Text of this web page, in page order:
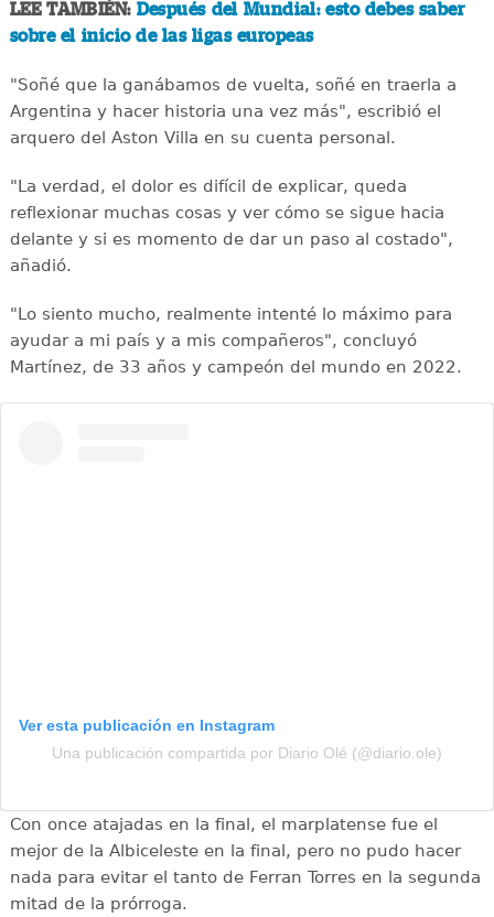
LEE TAMBIÉN: Después del Mundial: esto debes saber
sobre el inicio de las ligas europeas
"Soñé que la ganábamos de vuelta, soñé en traerla a
Argentina y hacer historia una vez más", escribió el
arquero del Aston Villa en su cuenta personal.
"La verdad, el dolor es difícil de explicar, queda
reflexionar muchas cosas y ver cómo se sigue hacia
delante y si es momento de dar un paso al costado",
añadió.
"Lo siento mucho, realmente intenté lo máximo para
ayudar a mi país y a mis compañeros", concluyó
Martínez, de 33 años y campeón del mundo en 2022.
Ver esta publicación en Instagram
Una publicación compartida por Diario Olé (@diario.ole)
Con once atajadas en la final, el marplatense fue el
mejor de la Albiceleste en la final, pero no pudo hacer
nada para evitar el tanto de Ferran Torres en la segunda
mitad de la prórroga.